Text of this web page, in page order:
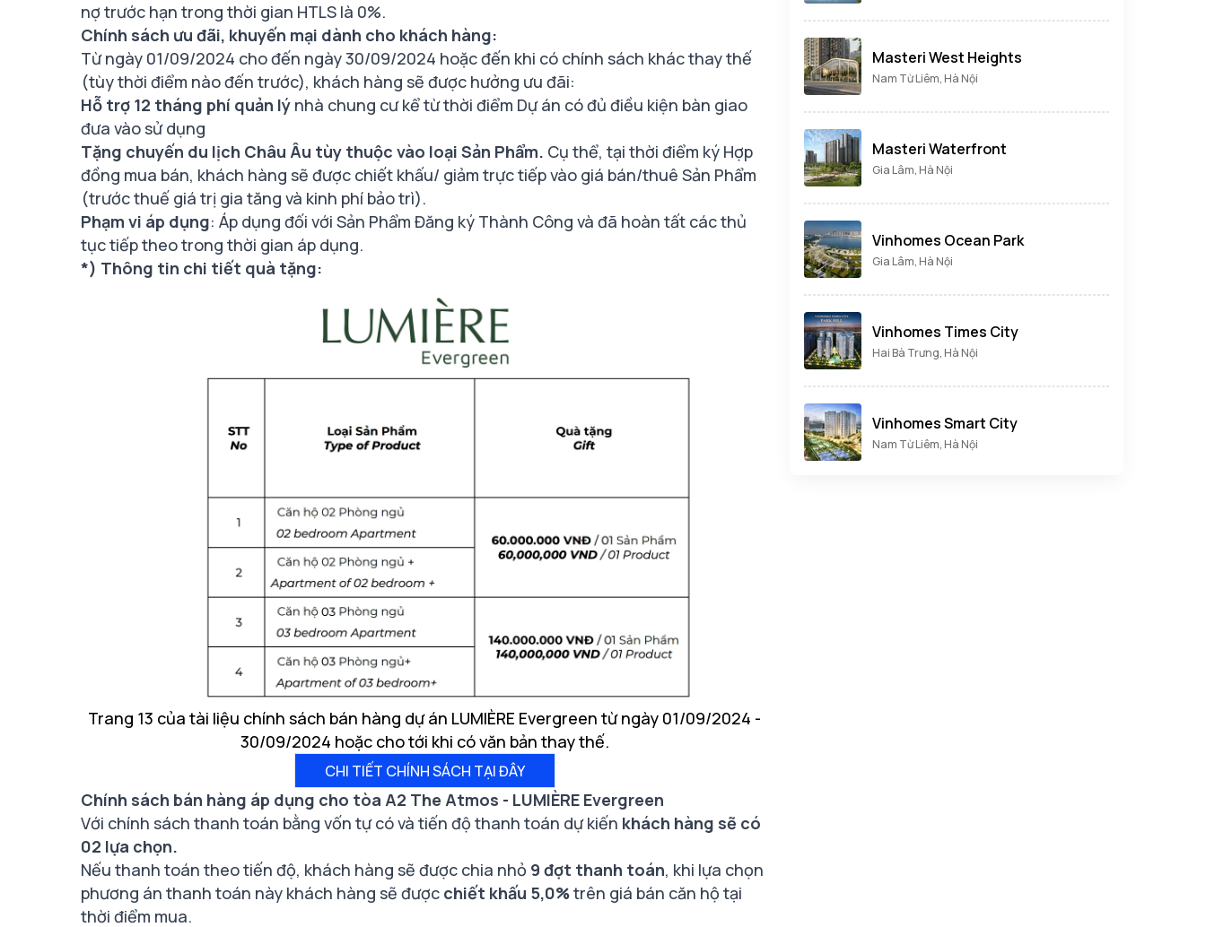
nợ trước hạn trong thời gian HTLS là 0%.
Chính sách ưu đãi, khuyến mại dành cho khách hàng:
Từ ngày 01/09/2024 cho đến ngày 30/09/2024 hoặc đến khi có chính sách khác thay thế
(tùy thời điểm nào đến trước), khách hàng sẽ được hưởng ưu đãi:
Hỗ trợ 12 tháng phí quản lý nhà chung cư kể từ thời điểm Dự án có đủ điều kiện bàn giao
đưa vào sử dụng
Tặng chuyến du lịch Châu Âu tùy thuộc vào loại Sản Phẩm. Cụ thể, tại thời điểm ký Hợp
đồng mua bán, khách hàng sẽ được chiết khấu/ giảm trực tiếp vào giá bán/thuê Sản Phẩm
(trước thuế giá trị gia tăng và kinh phí bảo trì).
Phạm vi áp dụng: Áp dụng đối với Sản Phẩm Đăng ký Thành Công và đã hoàn tất các thủ
tục tiếp theo trong thời gian áp dụng.
*) Thông tin chi tiết quà tặng:
Trang 13 của tài liệu chính sách bán hàng dự án LUMIÈRE Evergreen từ ngày 01/09/2024 -
30/09/2024 hoặc cho tới khi có văn bản thay thế.
CHI TIẾT CHÍNH SÁCH TẠI ĐÂY
Chính sách bán hàng áp dụng cho tòa A2 The Atmos - LUMIÈRE Evergreen
Với chính sách thanh toán bằng vốn tự có và tiến độ thanh toán dự kiến khách hàng sẽ có
02 lựa chọn.
Nếu thanh toán theo tiến độ, khách hàng sẽ được chia nhỏ 9 đợt thanh toán, khi lựa chọn
phương án thanh toán này khách hàng sẽ được chiết khấu 5,0%trên giá bán căn hộ tại
thời điểm mua.
Masteri West Heights
Nam Từ Liêm, Hà Nội
Masteri Waterfront
Gia Lâm, Hà Nội
Vinhomes Ocean Park
Gia Lâm, Hà Nội
Vinhomes Times City
Hai Bà Trưng, Hà Nội
Vinhomes Smart City
Nam Từ Liêm, Hà Nội